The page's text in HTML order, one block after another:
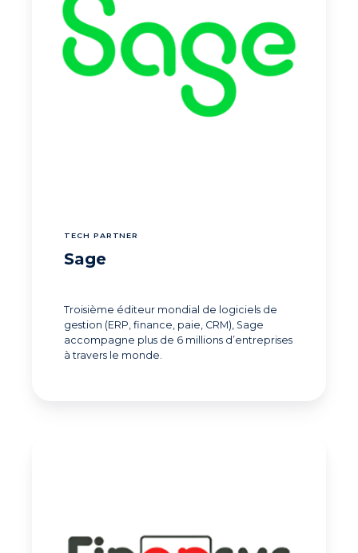
TECH PARTNER
Sage
Troisième éditeur mondial de logiciels de
gestion (ERP, finance, paie, CRM), Sage
accompagne plus de 6 millions d’entreprises
à travers le monde.